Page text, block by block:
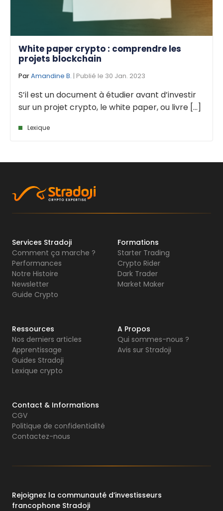
White paper crypto : comprendre les
projets blockchain
ParAmandine B. | Publié le 30 Jan. 2023
S’il est un document à étudier avant d’investir
sur un projet crypto, le white paper, ou livre [...]
Lexique
Services Stradoji
Comment ça marche ?
Performances
Notre Histoire
Newsletter
Guide Crypto
Formations
Starter Trading
Crypto Rider
Dark Trader
Market Maker
Ressources
Nos derniers articles
Apprentissage
Guides Stradoji
Lexique crypto
A Propos
Qui sommes-nous ?
Avis sur Stradoji
Contact & Informations
CGV
Politique de confidentialité
Contactez-nous
Rejoignez la communauté d’investisseurs
francophone Stradoji